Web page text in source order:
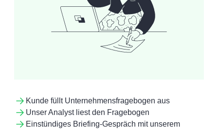
Kunde füllt Unternehmensfragebogen aus
Unser Analyst liest den Fragebogen
Einstündiges Briefing-Gespräch mit unserem